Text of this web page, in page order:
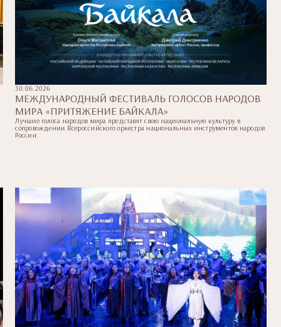
30.06.2026
МЕЖДУНАРОДНЫЙ ФЕСТИВАЛЬ ГОЛОСОВ НАРОДОВ
МИРА «ПРИТЯЖЕНИЕ БАЙКАЛА»
Лучшие голоса народов мира представят свою национальную культуру в
сопровождении Всероссийского оркестра национальных инструментов народов
России.